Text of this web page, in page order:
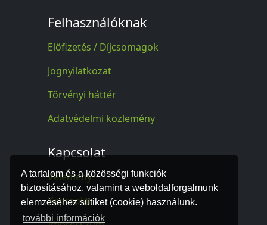
A tartalom és a közösségi funkciók
biztosításához, valamint a weboldalforgalmunk
elemzéséhez sütiket (cookie) használunk.
további információk
Felhasználóknak
Előfizetés / Díjcsomagok
Jognyilatkozat
Törvényi háttér
Adatvédelmi közlemény
Kapcsolat
Vélemény
Kapcsolat